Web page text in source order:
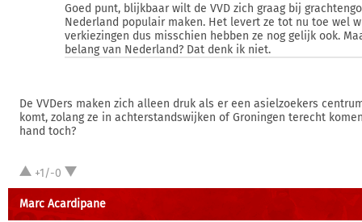
Goed punt, blijkbaar wilt de VVD zich graag bij
Nederland populair maken. Het levert ze tot nu toe wel
verkiezingen dus misschien hebben ze nog gelijk ook.
belang van Nederland? Dat denk ik niet.
De VVDers maken zich alleen druk als er een asielzoekers
komt, zolang ze in achterstandswijken of Groningen terecht
hand toch?
+1/-0
Marc Acardipane